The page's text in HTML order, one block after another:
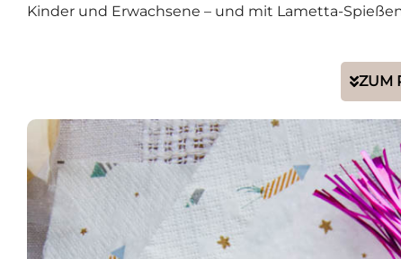
Kinder und Erwachsene – und mit Lametta-
ZUM